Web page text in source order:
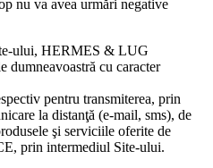
nu va avea urmări negative
ului, HERMES & LUG
dumneavoastră cu caracter
pentru transmiterea, prin
la distanţă (e-mail, sms), de
şi serviciile oferite de
prin intermediul Site-ului.